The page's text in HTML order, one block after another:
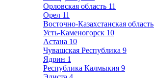
Орловская область 11
Орел 11
Восточно-Казахстанская область
Усть-Каменогорск 10
Астана 10
Чувашская Республика 9
Ядрин 1
Республика Калмыкия 9